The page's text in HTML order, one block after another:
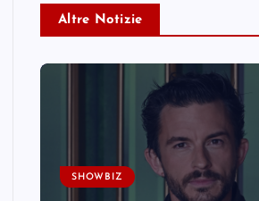
Altre Notizie
SHOWBIZ